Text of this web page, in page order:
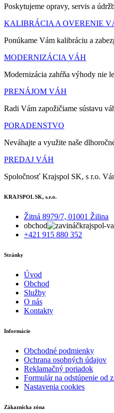
Poskytujeme opravy, servis a
KALIBRÁCIA A OVERENIE
Ponúkame Vám kalibráciu a
MODERNIZÁCIA VÁH
Modernizácia zahŕňa výhody nie
PRENÁJOM VÁH
Radi Vám zapožičiame sústavu
PORADENSTVO
Neváhajte a využite naše
PREDAJ VÁH
Spoločnosť Krajspol SK, s r.o.
KRAJSPOL SK, s.r.o.
Žitná 8979/7, 01001 Žilina
obchod
krajspol-
+421 915 880 352
Stránky
Úvod
Obchod
Služby
O nás
Kontakty
Informácie
Obchodné podmienky
Ochrana osobných údajov
Reklamačný poriadok
Formulár na odstúpenie od
Nastavenia cookies
Zákaznícka zóna